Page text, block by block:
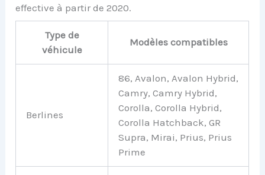
effective à partir de 2020.
Type de
véhicule
Modèles compatibles
Berlines
86, Avalon, Avalon Hybrid,
Camry, Camry Hybrid,
Corolla, Corolla Hybrid,
Corolla Hatchback, GR
Supra, Mirai, Prius, Prius
Prime